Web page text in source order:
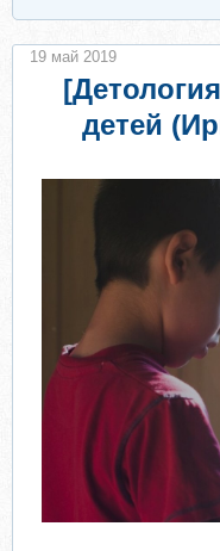
детей
19 май 2019